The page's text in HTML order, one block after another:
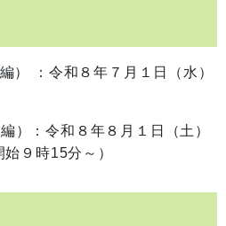
：令和８年７月１日（水）
：令和８年８月１日（土）
９時15分～）